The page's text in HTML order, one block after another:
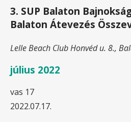
3. SUP Balaton
Balaton Átevezés
Lelle Beach ClubHonvéd u. 8.,
július 2022
vas 17
2022.07.17.